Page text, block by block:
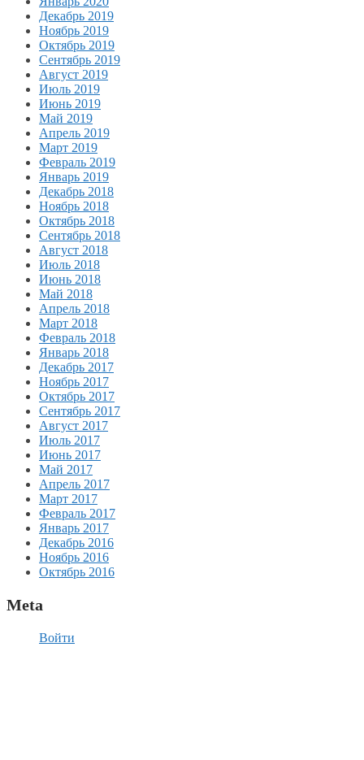
Декабрь 2019
Ноябрь 2019
Октябрь 2019
Сентябрь 2019
Август 2019
Июль 2019
Июнь 2019
Май 2019
Апрель 2019
Март 2019
Февраль 2019
Январь 2019
Декабрь 2018
Ноябрь 2018
Октябрь 2018
Сентябрь 2018
Август 2018
Июль 2018
Июнь 2018
Май 2018
Апрель 2018
Март 2018
Февраль 2018
Январь 2018
Декабрь 2017
Ноябрь 2017
Октябрь 2017
Сентябрь 2017
Август 2017
Июль 2017
Июнь 2017
Май 2017
Апрель 2017
Март 2017
Февраль 2017
Январь 2017
Декабрь 2016
Ноябрь 2016
Октябрь 2016
Meta
Войти